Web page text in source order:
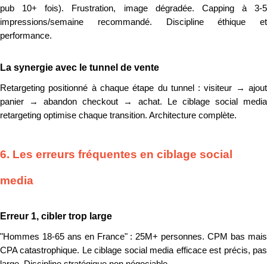
pub 10+ fois). Frustration, image dégradée. Capping à 3-5
impressions/semaine recommandé. Discipline éthique et
performance.
La synergie avec le tunnel de vente
Retargeting positionné à chaque étape du tunnel : visiteur → ajout
panier → abandon checkout → achat. Le ciblage social media
retargeting optimise chaque transition. Architecture complète.
6. Les erreurs fréquentes en ciblage social
media
Erreur 1, cibler trop large
"Hommes 18-65 ans en France" : 25M+ personnes. CPM bas mais
CPA catastrophique. Le ciblage social media efficace est précis, pas